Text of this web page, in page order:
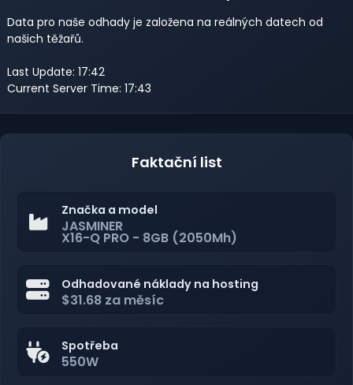
Data pro naše odhady je založena na reálných datech od
našich těžařů.
Last Update: 17:42
Current Server Time: 17:43
Faktační list
Značka a model
JASMINER
X16-Q PRO - 8GB (2050Mh)
Odhadované náklady na hosting
$31.68 za měsíc
Spotřeba
550W